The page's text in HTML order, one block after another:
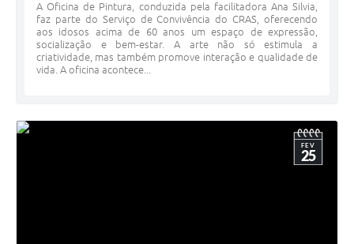
A Oficina de Pintura, conduzida pela facilitadora Ana Silvia,
faz parte do Serviço de Convivência do CRAS, oferecendo
aos idosos acima de 60 anos um espaço de expressão,
socialização e bem-estar. A arte não só estimula a
criatividade, mas também promove interação e qualidade de
vida. A oficina acontece...
FEV
25